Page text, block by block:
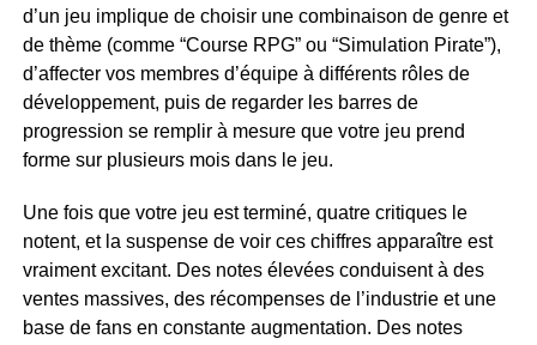
d’un jeu implique de choisir une combinaison de genre et
de thème (comme “Course RPG” ou “Simulation Pirate”),
d’affecter vos membres d’équipe à différents rôles de
développement, puis de regarder les barres de
progression se remplir à mesure que votre jeu prend
forme sur plusieurs mois dans le jeu.
Une fois que votre jeu est terminé, quatre critiques le
notent, et la suspense de voir ces chiffres apparaître est
vraiment excitant. Des notes élevées conduisent à des
ventes massives, des récompenses de l’industrie et une
base de fans en constante augmentation. Des notes